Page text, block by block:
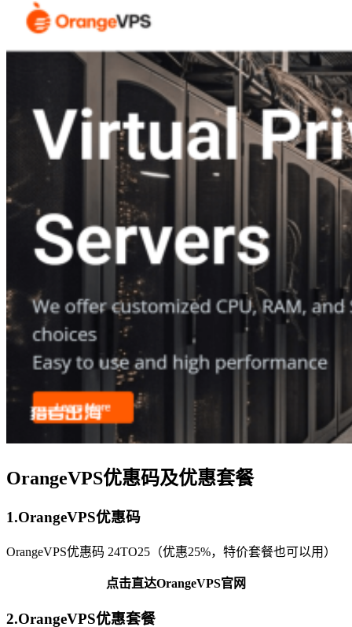
OrangeVPS优惠码及优惠套餐
1.OrangeVPS优惠码
OrangeVPS优惠码 24TO25（优惠25%，特价套餐也可以用）
点击直达OrangeVPS官网
2.OrangeVPS优惠套餐